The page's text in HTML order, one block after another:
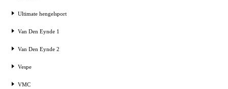
Ultimate hengelsport
Van Den Eynde 1
Van Den Eynde 2
Vespe
VMC